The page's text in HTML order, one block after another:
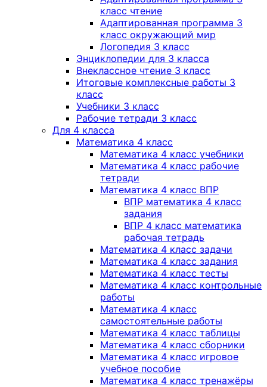
класс чтение
Адаптированная программа 3
класс окружающий мир
Логопедия 3 класс
Энциклопедии для 3 класса
Внеклассное чтение 3 класс
Итоговые комплексные работы 3
класс
Учебники 3 класс
Рабочие тетради 3 класс
Для 4 класса
Математика 4 класс
Математика 4 класс учебники
Математика 4 класс рабочие
тетради
Математика 4 класс ВПР
ВПР математика 4 класс
задания
ВПР 4 класс математика
рабочая тетрадь
Математика 4 класс задачи
Математика 4 класс задания
Математика 4 класс тесты
Математика 4 класс контрольные
работы
Математика 4 класс
самостоятельные работы
Математика 4 класс таблицы
Математика 4 класс сборники
Математика 4 класс игровое
учебное пособие
Математика 4 класс тренажёры